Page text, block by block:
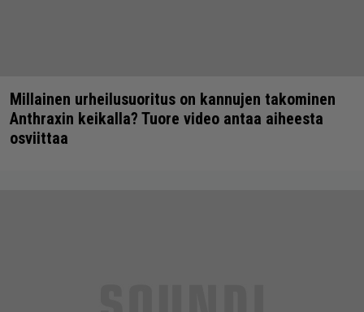
Millainen urheilusuoritus on kannujen takominen
Anthraxin keikalla? Tuore video antaa aiheesta
osviittaa